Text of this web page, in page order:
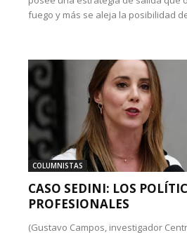
fuego y más se aleja la posibilidad
COLUMNISTAS
CASO SEDINI: LOS
PROFESIONALES
(Gustavo Campos, investigador